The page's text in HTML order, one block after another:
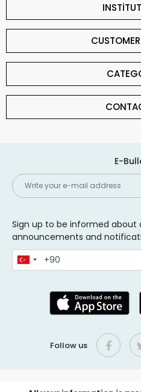
E-
Sign up to be informed about
announcements and
Follow us